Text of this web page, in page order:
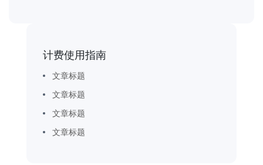
计费使用指南
文章标题
文章标题
文章标题
文章标题